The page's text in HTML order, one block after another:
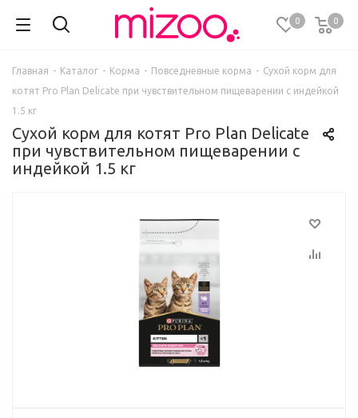
0 0
Главная - Каталог - Корма - Повседневные корма - Сухой корм для
котят Pro Plan Delicate при чувствительном пищеварении с индейкой
1.5 кг
Сухой корм для котят Pro Plan Delicate
при чувствительном пищеварении с
индейкой 1.5 кг